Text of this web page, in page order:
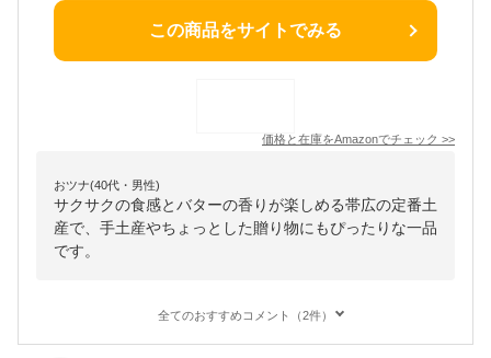
この商品をサイトでみる
価格と在庫をAmazonでチェック >>
おツナ(40代・男性)
サクサクの食感とバターの香りが楽しめる帯広の定番土
産で、手土産やちょっとした贈り物にもぴったりな一品
です。
全てのおすすめコメント（2件）